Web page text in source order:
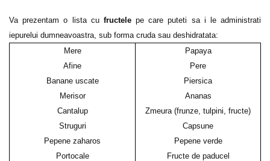
Va prezentam o lista cu fructelepe care puteti sa i le administrati
iepurelui dumneavoastra, sub forma cruda sau deshidratata:
Mere
Afine
Banane uscate
Merisor
Cantalup
Struguri
Pepene zaharos
Portocale
Papaya
Pere
Piersica
Ananas
Zmeura (frunze, tulpini, fructe)
Capsune
Pepene verde
Fructe de paducel